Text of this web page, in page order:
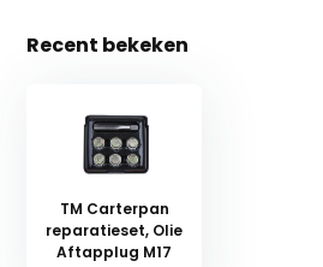
Recent bekeken
TM Carterpan
reparatieset, Olie
Aftapplug M17